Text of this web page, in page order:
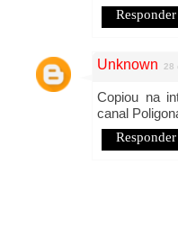
Responder
Unknown 28
Copiou na
canal
Responder